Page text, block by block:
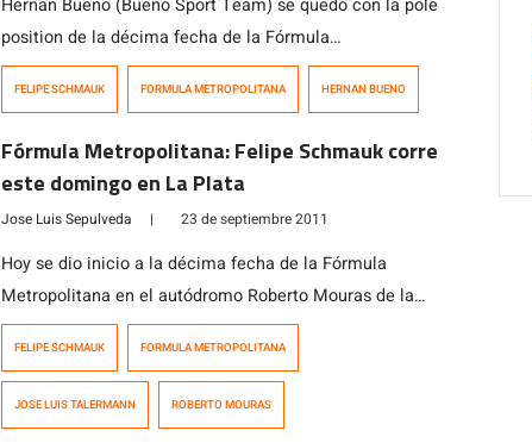
Hernán Bueno (Bueno Sport Team) se quedó con la pole
position de la décima fecha de la Fórmula
Metropolitana, en el Autódromo Roberto Moruras, La
Daniel Nefa (Tati Race Team, 1:30.605) y por Luciano
Farroni (Satorra Competición, 1:30.676). […]
FELIPE SCHMAUK FORMULA METROPOLITANA HERNAN BUENO
Fórmula Metropolitana: Felipe Schmauk corre
este domingo en La Plata
Jose Luis Sepulveda | 23 de septiembre 2011
Hoy se dio inicio a la décima fecha de la Fórmula
Metropolitana en el autódromo Roberto Mouras de la
Plata, Argentina, con la participación del chileno Felipe
Ramini) fue el más veloz al cronometrar 1:28.50/100.
FELIPE SCHMAUK FORMULA METROPOLITANA
JOSE LUIS TALERMANN ROBERTO MOURAS